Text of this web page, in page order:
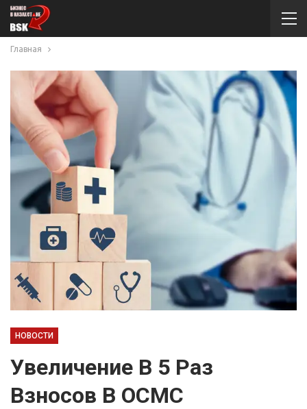
Главная
НОВОСТИ
Увеличение В 5 Раз
Взносов В ОСМС